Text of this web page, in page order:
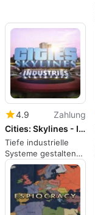
4.9
Zahlung
Cities: Skylines - Industries
Tiefe industrielle
Systeme gestalten
die Stadtplanung in
dieser Expansion um